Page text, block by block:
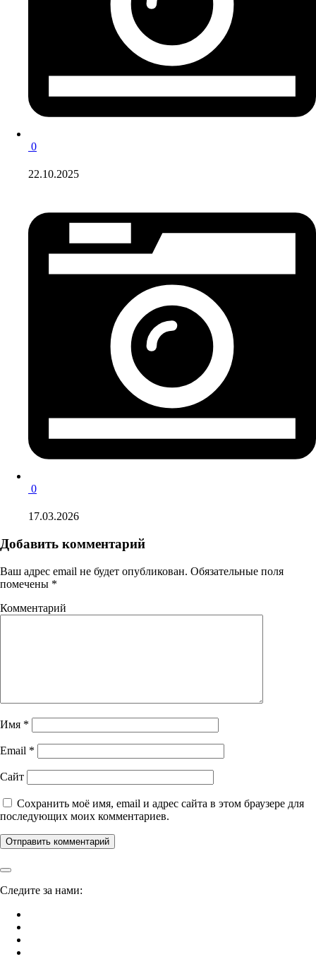
0
22.10.2025
0
17.03.2026
Добавить комментарий
Ваш адрес email не будет опубликован. Обязательные поля
помечены *
Комментарий
Имя *
Email *
Сайт
Сохранить моё имя, email и адрес сайта в этом браузере для
последующих моих комментариев.
Следите за нами: